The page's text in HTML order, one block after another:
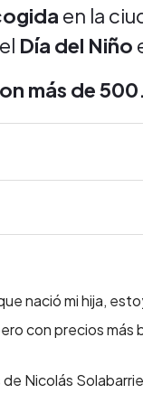
en la
Día del Niño
más de
nació mi hija,
con precios más
Nicolás